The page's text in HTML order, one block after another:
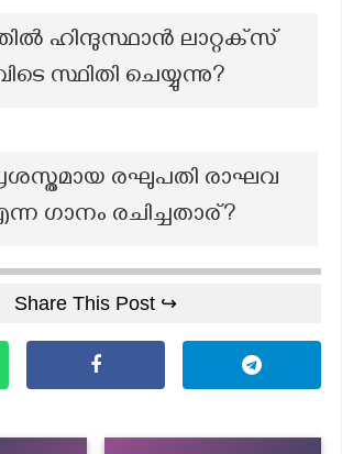
ഹിന്ദുസ്ഥാൻ ലാറ്റക്‌സ്
സ്ഥിതി ചെയ്യുന്നു?
രഘുപതി രാഘവ
ഗാനം രചിച്ചതാര്?
Share This Post ↪